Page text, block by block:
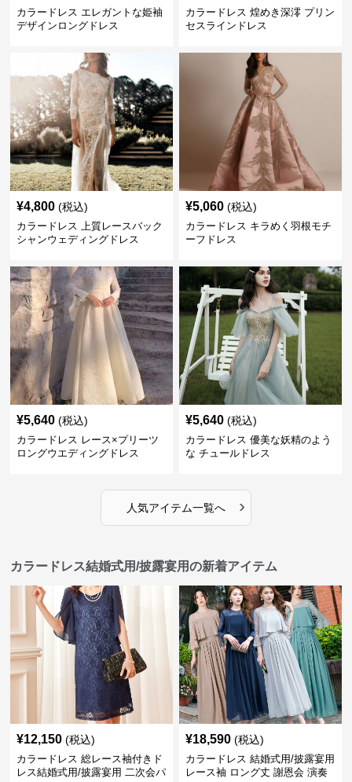
カラードレス エレガントな姫袖
デザインロングドレス
カラードレス 煌めき深澪 プリン
セスラインドレス
¥4,800 (税込)
カラードレス 上質レースバック
シャンウェディングドレス
¥5,060 (税込)
カラードレス キラめく羽根モチ
ーフドレス
¥5,640 (税込)
カラードレス レース×プリーツ
ロングウエディングドレス
¥5,640 (税込)
カラードレス 優美な妖精のよう
な チュールドレス
人気アイテム一覧へ ›
カラードレス結婚式用/披露宴用の新着アイテム
¥12,150 (税込)
カラードレス 総レース袖付きド
レス結婚式用/披露宴用 二次会パ
¥18,590 (税込)
カラードレス 結婚式用/披露宴用
レース袖 ロング丈 謝恩会 演奏